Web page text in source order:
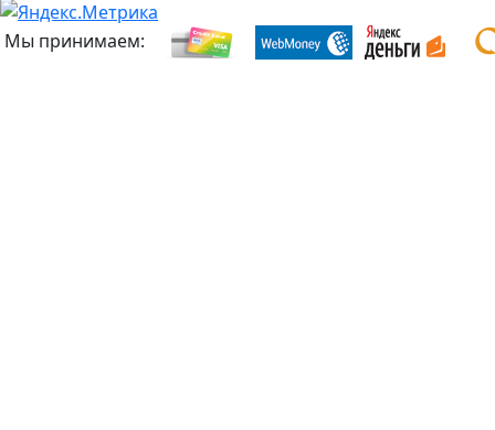
Мы принимаем: